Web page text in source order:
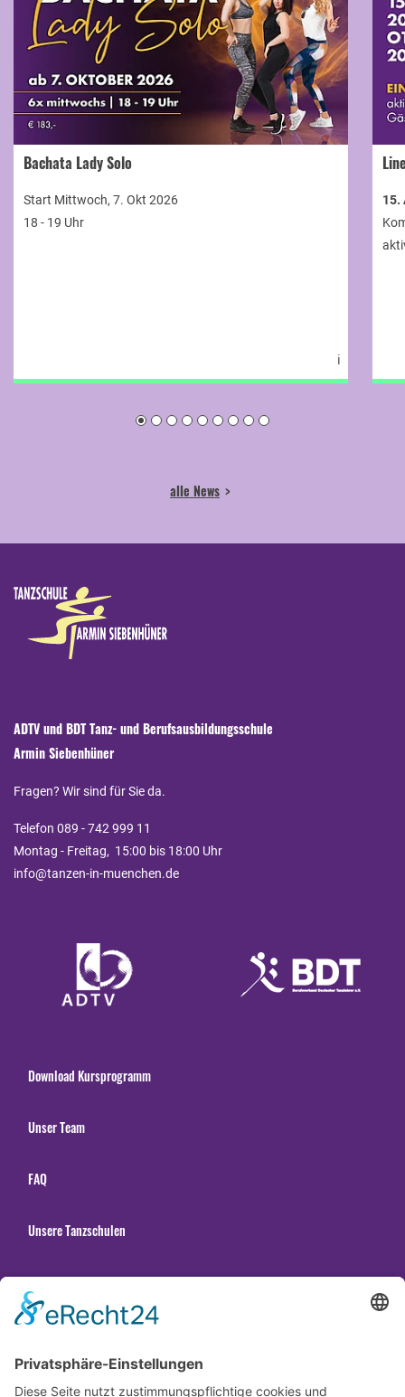
Bachata Lady Solo
Start Mittwoch, 7. Okt 2026
18 - 19 Uhr
ℹ
15.
alle News
ADTV und BDT Tanz- und Berufsausbildungsschule
Armin Siebenhüner
Fragen? Wir sind für Sie da.
Telefon 089 - 742 999 11
Montag - Freitag, 15:00 bis 18:00 Uhr
info@tanzen-in-muenchen.de
Download Kursprogramm
Unser Team
FAQ
Unsere Tanzschulen
Gender Hinweis
Newsletter abonnieren